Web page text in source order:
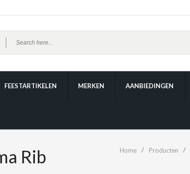
FEESTARTIKELEN MERKEN AANBIEDINGEN
Rib
Home Producten